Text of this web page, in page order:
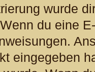
wurde
du eine
eingegeben